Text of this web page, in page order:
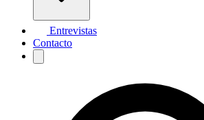
Entrevistas
Contacto